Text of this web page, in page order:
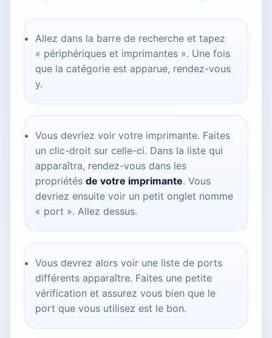
Allez dans la barre de recherche et tapez
« périphériques et imprimantes ». Une fois
que la catégorie est apparue, rendez-vous
y.
Vous devriez voir votre imprimante. Faites
un clic-droit sur celle-ci. Dans la liste qui
apparaîtra, rendez-vous dans les
propriétés de votre imprimante. Vous
devriez ensuite voir un petit onglet nomme
« port ». Allez dessus.
Vous devrez alors voir une liste de ports
différents apparaître. Faites une petite
vérification et assurez vous bien que le
port que vous utilisez est le bon.